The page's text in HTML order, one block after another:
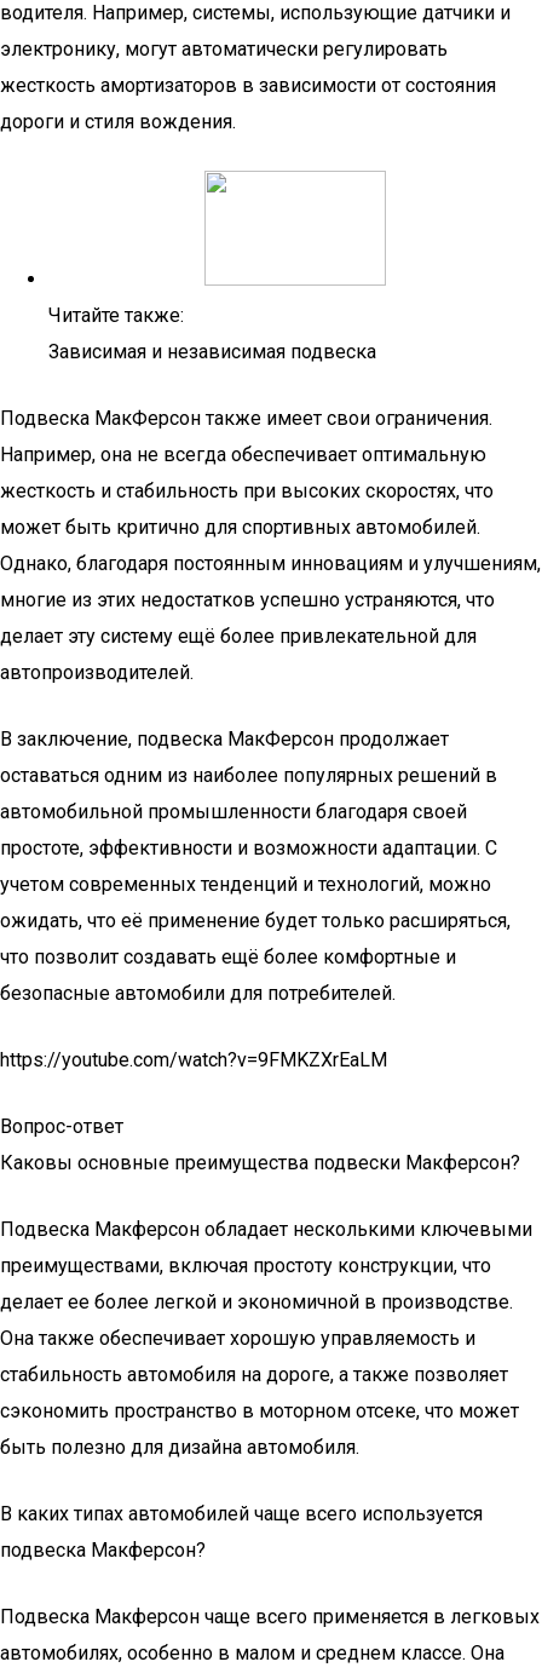
водителя. Например, системы, использующие датчики и
электронику, могут автоматически регулировать
жесткость амортизаторов в зависимости от состояния
дороги и стиля вождения.
Читайте также:
Зависимая и независимая подвеска
Подвеска МакФерсон также имеет свои ограничения.
Например, она не всегда обеспечивает оптимальную
жесткость и стабильность при высоких скоростях, что
может быть критично для спортивных автомобилей.
Однако, благодаря постоянным инновациям и улучшениям,
многие из этих недостатков успешно устраняются, что
делает эту систему ещё более привлекательной для
автопроизводителей.
В заключение, подвеска МакФерсон продолжает
оставаться одним из наиболее популярных решений в
автомобильной промышленности благодаря своей
простоте, эффективности и возможности адаптации. С
учетом современных тенденций и технологий, можно
ожидать, что её применение будет только расширяться,
что позволит создавать ещё более комфортные и
безопасные автомобили для потребителей.
https://youtube.com/watch?v=9FMKZXrEaLM
Вопрос-ответ
Каковы основные преимущества подвески Макферсон?
Подвеска Макферсон обладает несколькими ключевыми
преимуществами, включая простоту конструкции, что
делает ее более легкой и экономичной в производстве.
Она также обеспечивает хорошую управляемость и
стабильность автомобиля на дороге, а также позволяет
сэкономить пространство в моторном отсеке, что может
быть полезно для дизайна автомобиля.
В каких типах автомобилей чаще всего используется
подвеска Макферсон?
Подвеска Макферсон чаще всего применяется в легковых
автомобилях, особенно в малом и среднем классе. Она